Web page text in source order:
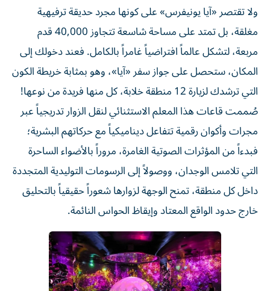
ولا تقتصر «آيا يونيفرس» على كونها مجرد حديقة ترفيهية
مغلقة، بل تمتد على مساحة شاسعة تتجاوز 40,000 قدم
مربعة، لتشكل عالماً افتراضياً غامراً بالكامل. فعند دخولك إلى
المكان، ستحصل على جواز سفر «آيا»، وهو بمثابة خريطة الكون
التي ترشدك لزيارة 12 منطقة خلابة، كل منها فريدة من نوعها!
صُممت قاعات هذا المعلم الاستثنائي لنقل الزوار تدريجياً عبر
مجرات وأكوان رقمية تتفاعل ديناميكياً مع حركاتهم البشرية؛
فبدءاً من المؤثرات الصوتية الغامرة، مروراً بالأضواء الساحرة
التي تلامس الوجدان، ووصولاً إلى الرسومات التوليدية المتجددة
داخل كل منطقة، تمنح الوجهة لزوارها شعوراً حقيقياً بالتحليق
خارج حدود الواقع المعتاد وإيقاظ الحواس النائمة.